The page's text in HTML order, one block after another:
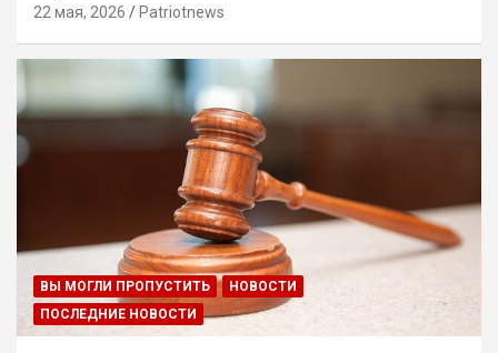
22 мая, 2026 Patriotnews
ВЫ МОГЛИ ПРОПУСТИТЬ
НОВОСТИ
ПОСЛЕДНИЕ НОВОСТИ